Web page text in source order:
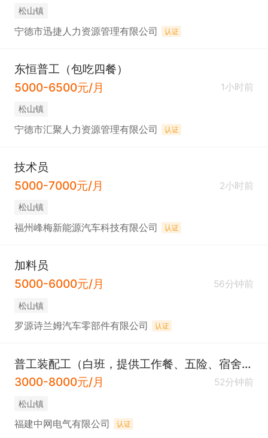
松山镇
宁德市迅捷人力资源管理有限公司 认证
东恒普工（包吃四餐）
5000-6500元/月
1小时前
松山镇
宁德市汇聚人力资源管理有限公司 认证
技术员
5000-7000元/月
2小时前
松山镇
福州峰梅新能源汽车科技有限公司 认证
加料员
5000-6000元/月
56分钟前
松山镇
罗源诗兰姆汽车零部件有限公司 认证
普工装配工（白班，提供工作餐、五险、宿舍、法定节假日、节日福利、免费培训等，请直接电话咨询）
3000-8000元/月
52分钟前
松山镇
福建中网电气有限公司 认证